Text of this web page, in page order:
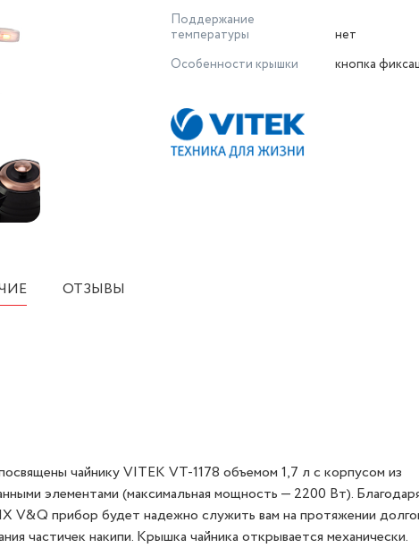
Поддержание
температуры
нет
Особенности крышки
кнопка
ОТЗЫВЫ
чайнику VITEK VT-1178 объемом 1,7 л с корпусом из
элементами (максимальная мощность — 2200 Вт).
V&Q прибор будет надежно служить вам на протяжении
частичек накипи. Крышка чайника открывается механически.